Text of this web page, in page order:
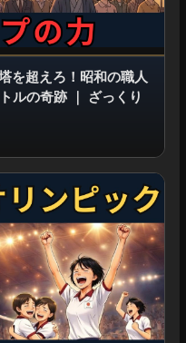
を超えろ！昭和の職人
ルの奇跡｜
ざっくり